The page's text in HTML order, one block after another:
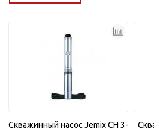
Скважинный насос Jemix CH 3-